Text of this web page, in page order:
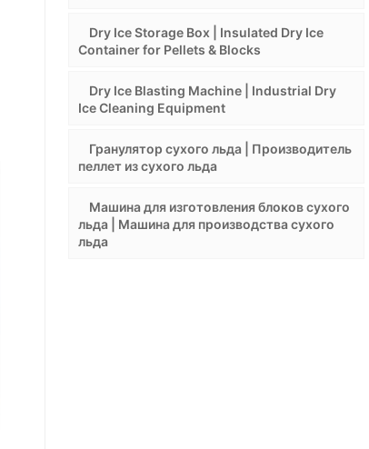
Dry Ice Storage Box | Insulated Dry Ice
Container for Pellets & Blocks
Dry Ice Blasting Machine | Industrial Dry
Ice Cleaning Equipment
Гранулятор сухого льда | Производитель
пеллет из сухого льда
Машина для изготовления блоков сухого
льда | Машина для производства сухого
льда